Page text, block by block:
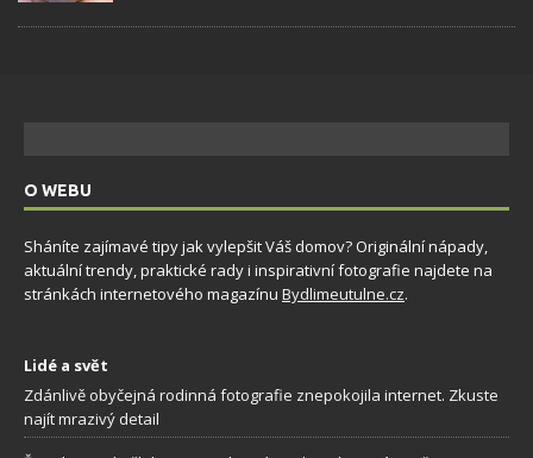
O WEBU
Sháníte zajímavé tipy jak vylepšit Váš domov? Originální nápady,
aktuální trendy, praktické rady i inspirativní fotografie najdete na
stránkách internetového magazínu Bydlimeutulne.cz.
Lidé a svět
Zdánlivě obyčejná rodinná fotografie znepokojila internet. Zkuste
najít mrazivý detail